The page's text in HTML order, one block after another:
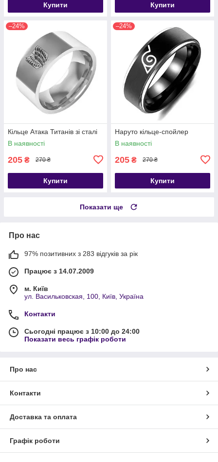
Купити Купити
–24%
Кільце Атака Титанів зі сталі
В наявності
205 ₴ 270 ₴
Купити
–24%
Наруто кільце-спойлер
В наявності
205 ₴ 270 ₴
Купити
Показати ще
Про нас
97% позитивних з 283 відгуків за рік
Працює з 14.07.2009
м. Київ
ул. Васильковская, 100, Київ, Україна
Контакти
Сьогодні працює з 10:00 до 24:00
Показати весь графік роботи
Про нас
Контакти
Доставка та оплата
Графік роботи